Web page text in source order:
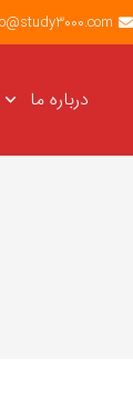
درباره ما